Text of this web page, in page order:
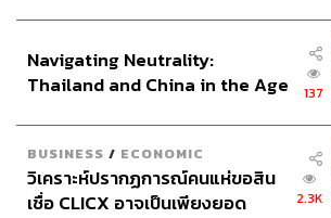
Navigating Neutrality:
Thailand and China in the Age
137
BUSINESS / ECONOMIC
วิเคราะห์ปรากฏการณ์คนแห่ขอสิน
เชื่อ CLICX อาจเป็นเพียงยอด
2.3K